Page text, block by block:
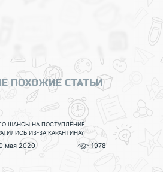
ПОХОЖИЕ СТАТЬИ
ШАНСЫ НА ПОСТУПЛЕНИЕ
ИЗ-ЗА КАРАНТИНА?
мая 2020 1978